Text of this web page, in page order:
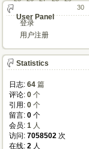
30
User Panel
登录
用户注册
Statistics
日志: 64 篇
评论: 0 个
引用: 0 个
留言: 0 个
会员: 1 人
访问: 7058502 次
在线: 2 人